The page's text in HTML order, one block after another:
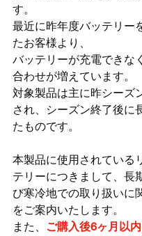
す。
最近に昨年度バッテリー
たお客様より、
バッテリーが充電できな
合わせが増えています。
対象製品は主に昨シーズ
され、シーズン終了後に
たものです。
本製品に使用されている
テリーにつきまして、長
び寒冷地での取り扱いに
をご案内いたします。
また、 ご購入後6ヶ月以内